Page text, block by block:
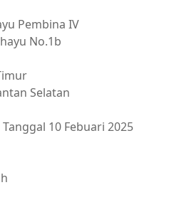
Pembina IV
No.1b
Selatan
10 Febuari 2025